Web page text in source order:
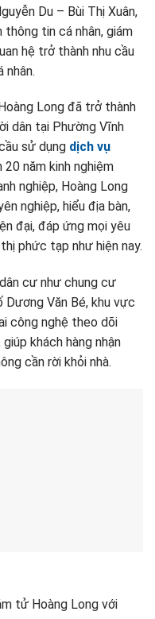
Du – Bùi Thị Xuân,
thông tin cá nhân, giám
hệ trở thành nhu cầu
nhân.
Long đã trở thành
dân tại Phường Vĩnh
sử dụng dịch vụ
năm kinh nghiệm
nghiệp, Hoàng Long
nghiệp, hiểu địa bàn,
đại, đáp ứng mọi yêu
phức tạp như hiện nay.
cư như chung cư
Dương Văn Bé, khu vực
công nghệ theo dõi
khách hàng nhận
cần rời khỏi nhà.
tử Hoàng Long với